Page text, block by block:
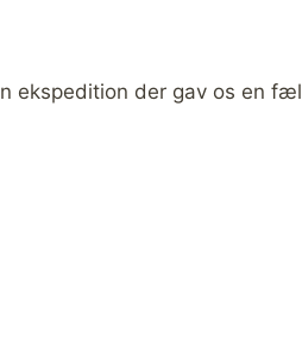
ekspedition der gav os en